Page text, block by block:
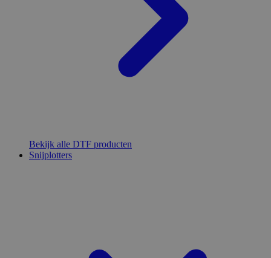
Bekijk alle DTF producten
Snijplotters